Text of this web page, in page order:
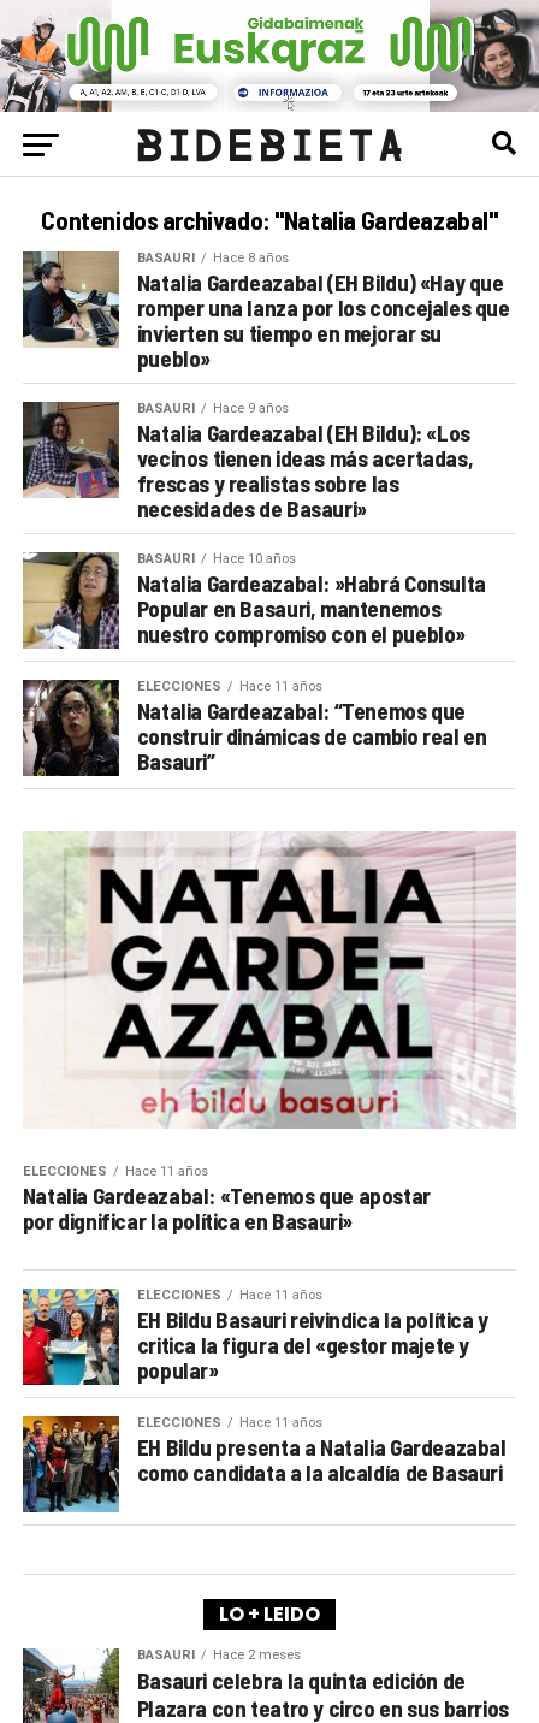
Contenidos archivado: "Natalia Gardeazabal"
BASAURI Hace 8 años
Natalia Gardeazabal (EH Bildu) «Hay que
romper una lanza por los concejales que
invierten su tiempo en mejorar su
pueblo»
BASAURI Hace 9 años
Natalia Gardeazabal (EH Bildu): «Los
vecinos tienen ideas más acertadas,
frescas y realistas sobre las
necesidades de Basauri»
BASAURI Hace 10 años
Natalia Gardeazabal: »Habrá Consulta
Popular en Basauri, mantenemos
nuestro compromiso con el pueblo»
ELECCIONES Hace 11 años
Natalia Gardeazabal: “Tenemos que
construir dinámicas de cambio real en
Basauri”
ELECCIONES Hace 11 años
Natalia Gardeazabal: «Tenemos que apostar
por dignificar la política en Basauri»
ELECCIONES Hace 11 años
EH Bildu Basauri reivindica la política y
critica la figura del «gestor majete y
popular»
ELECCIONES Hace 11 años
EH Bildu presenta a Natalia Gardeazabal
como candidata a la alcaldía de Basauri
LO + LEIDO
BASAURI Hace 2 meses
Basauri celebra la quinta edición de
Plazara con teatro y circo en sus barrios